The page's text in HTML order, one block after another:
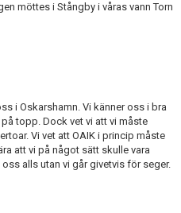
möttes i Stångby i våras vann Torn
i Oskarshamn. Vi känner oss i bra
topp. Dock vet vi att vi måste
Vi vet att OAIK i princip måste
att vi på något sätt skulle vara
alls utan vi går givetvis för seger.